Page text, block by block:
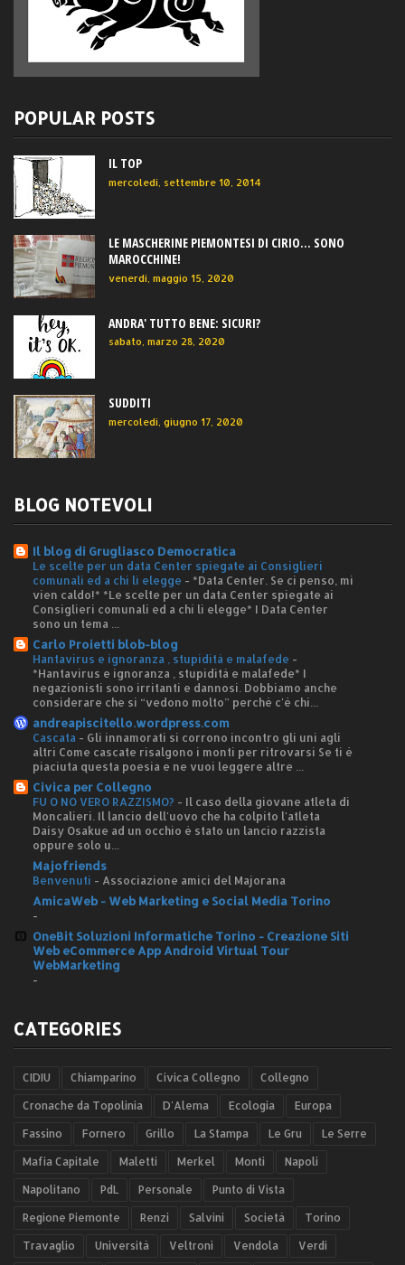
POPULAR POSTS
IL TOP
mercoledì, settembre 10, 2014
LE MASCHERINE PIEMONTESI DI CIRIO... SONO
MAROCCHINE!
venerdì, maggio 15, 2020
ANDRA' TUTTO BENE: SICURI?
sabato, marzo 28, 2020
SUDDITI
mercoledì, giugno 17, 2020
BLOG NOTEVOLI
Il blog di Grugliasco Democratica
Le scelte per un data Center spiegate ai Consiglieri
comunali ed a chi li elegge - *Data Center. Se ci penso, mi
vien caldo!* *Le scelte per un data Center spiegate ai
Consiglieri comunali ed a chi li elegge* I Data Center
sono un tema ...
Carlo Proietti blob-blog
Hantavirus e ignoranza , stupidità e malafede -
*Hantavirus e ignoranza , stupidità e malafede* I
negazionisti sono irritanti e dannosi. Dobbiamo anche
considerare che si “vedono molto” perché c'è chi...
andreapiscitello.wordpress.com
Cascata - Gli innamorati si corrono incontro gli uni agli
altri Come cascate risalgono i monti per ritrovarsi Se ti è
piaciuta questa poesia e ne vuoi leggere altre ...
Civica per Collegno
FU O NO VERO RAZZISMO? - Il caso della giovane atleta di
Moncalieri. Il lancio dell'uovo che ha colpito l'atleta
Daisy Osakue ad un occhio è stato un lancio razzista
oppure solo u...
Majofriends
Benvenuti - Associazione amici del Majorana
AmicaWeb - Web Marketing e Social Media Torino
-
OneBit Soluzioni Informatiche Torino - Creazione Siti
Web eCommerce App Android Virtual Tour
WebMarketing
-
CATEGORIES
CIDIU Chiamparino Civica Collegno Collegno
Cronache da Topolinia D'Alema Ecologia Europa
Fassino Fornero Grillo La Stampa Le Gru Le Serre
Mafia Capitale Maletti Merkel Monti Napoli
Napolitano PdL Personale Punto di Vista
Regione Piemonte Renzi Salvini Società Torino
Travaglio Università Veltroni Vendola Verdi